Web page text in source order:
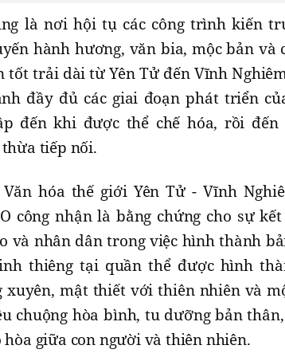
là nơi hội tụ các công trình kiến
hành hương, văn bia, mộc bản
tốt trải dài từ Yên Tử đến Vĩnh
đầy đủ các giai đoạn phát triển
đến khi được thể chế hóa, rồi
tiếp nối.
hóa thế giới Yên Tử - Vĩnh
công nhận là bằng chứng cho sự
và nhân dân trong việc hình thành
thiêng tại quần thể được hình
xuyên, mật thiết với thiên nhiên và
chuộng hòa bình, tu dưỡng bản
hòa giữa con người và thiên nhiên.